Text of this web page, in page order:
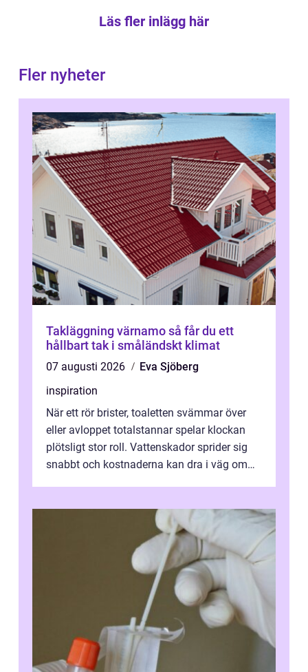
Läs fler inlägg här
Fler nyheter
Takläggning värnamo så får du ett
hållbart tak i småländskt klimat
07 augusti 2026
Eva Sjöberg
inspiration
När ett rör brister, toaletten svämmar över
eller avloppet totalstannar spelar klockan
plötsligt stor roll. Vattenskador sprider sig
snabbt och kostnaderna kan dra i väg om